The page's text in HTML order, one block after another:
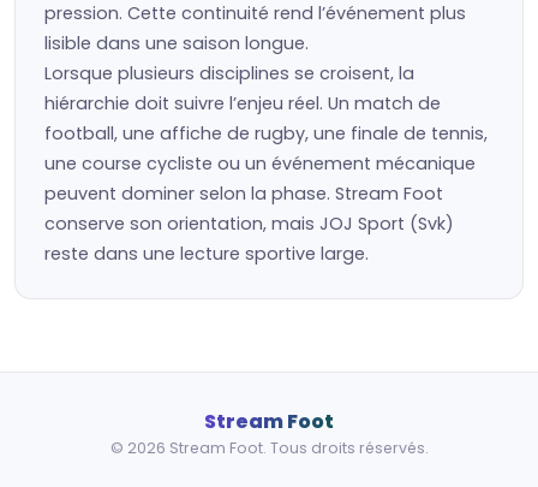
pression. Cette continuité rend l’événement plus
lisible dans une saison longue.
Lorsque plusieurs disciplines se croisent, la
hiérarchie doit suivre l’enjeu réel. Un match de
football, une affiche de rugby, une finale de tennis,
une course cycliste ou un événement mécanique
peuvent dominer selon la phase. Stream Foot
conserve son orientation, mais JOJ Sport (Svk)
reste dans une lecture sportive large.
Stream Foot
© 2026 Stream Foot. Tous droits réservés.